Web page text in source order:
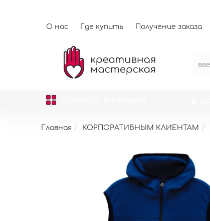
О нас Где купить Получение заказа
Главная КОРПОРАТИВНЫМ КЛИЕНТАМ